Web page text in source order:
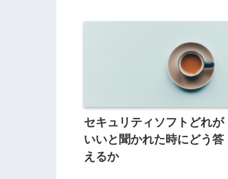
セキュリティソフトどれが
いいと聞かれた時にどう答
えるか